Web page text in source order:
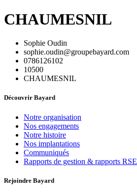
CHAUMESNIL
Sophie Oudin
sophie.oudin@groupebayard.com
0786126102
10500
CHAUMESNIL
Découvrir Bayard
Notre organisation
Nos engagements
Notre histoire
Nos implantations
Communiqués
Rapports de gestion & rapports RSE
Rejoindre Bayard